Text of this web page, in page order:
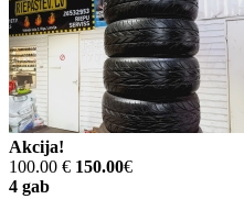
Akcija!
100.00 € 150.00€
4 gab